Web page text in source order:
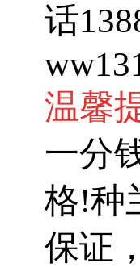
话
温馨
一分
格!种
保证